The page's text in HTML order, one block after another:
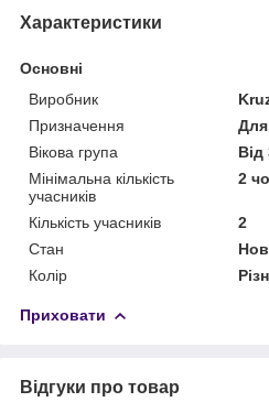
Характеристики
Основні
Виробник
Призначення
Для
Вікова група
Від
Мінімальна кількість
учасників
2
Кількість учасників
2
Стан
Колір
Приховати
Відгуки про товар